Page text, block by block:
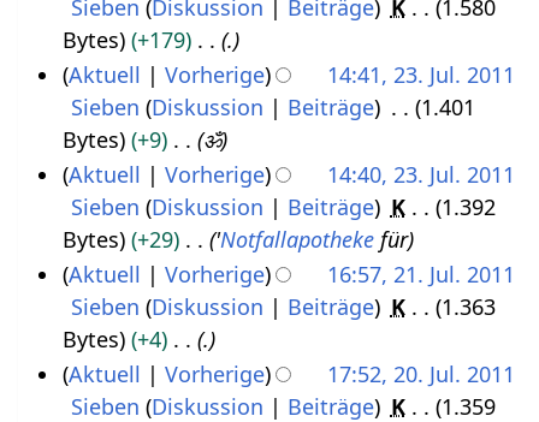
a
s
u
n
g
m
e
n
a
s
u
n
g
g
s
z
u
a
m
m
e
n
f
a
0v
b
2
1
A
u
2
1
Sieben Diskussion Beiträge K
1.580
Bytes
+179 .
0
Aktuell Vorherige
14:41, 23. Jul. 2011
Sieben Diskussion Beiträge
1.401
Bytes
+9
ॐ
Aktuell
Vorherige
14:40, 23. Jul. 2011
Sieben Diskussion Beiträge K
1.392
Bytes
+29 'Notfallapothekefür
Aktuell Vorherige
16:57, 21. Jul. 2011
Sieben Diskussion Beiträge K
1.363
Bytes
+4 .
Aktuell Vorherige
17:52, 20. Jul. 2011
Sieben Diskussion Beiträge K
1.359